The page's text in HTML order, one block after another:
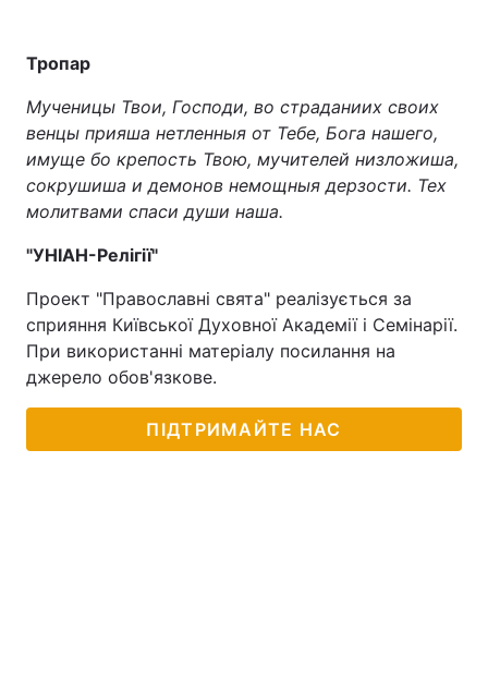
Тропар
Мученицы Твои, Господи, во страданиих своих
венцы прияша нетленныя от Тебе, Бога нашего,
имуще бо крепость Твою, мучителей низложиша,
сокрушиша и демонов немощныя дерзости. Тех
молитвами спаси души наша.
"УНІАН-Релігії"
Проект "Православні свята" реалізується за
сприяння Київської Духовної Академії і Семінарії.
При використанні матеріалу посилання на
джерело обов'язкове.
ПІДТРИМАЙТЕ НАС